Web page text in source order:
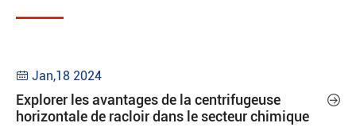
 Jan,18 2024
Explorer les avantages de la centrifugeuse
horizontale de racloir dans le secteur chimique
